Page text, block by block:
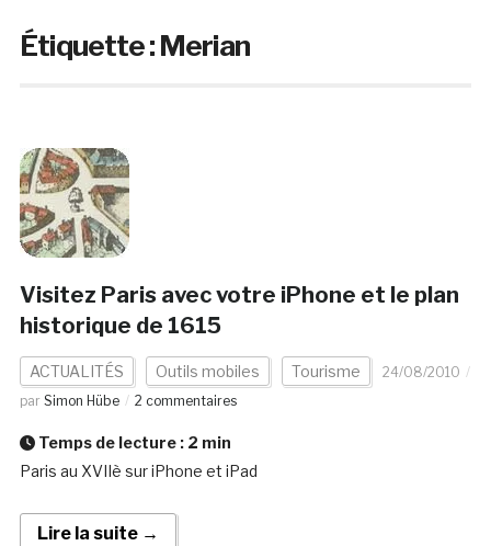
Étiquette :Merian
Visitez Paris avec votre iPhone et le plan
historique de 1615
ACTUALITÉS Outils mobiles Tourisme
24/08/2010
par Simon Hübe 2 commentaires
Temps de lecture : 2 min
Paris au XVIIè sur iPhone et iPad
Lire la suite →